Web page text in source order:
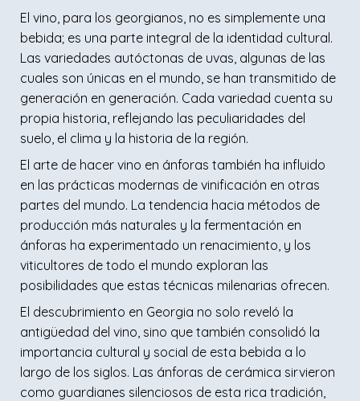
El vino, para los georgianos, no es simplemente una
bebida; es una parte integral de la identidad cultural.
Las variedades autóctonas de uvas, algunas de las
cuales son únicas en el mundo, se han transmitido de
generación en generación. Cada variedad cuenta su
propia historia, reflejando las peculiaridades del
suelo, el clima y la historia de la región.
El arte de hacer vino en ánforas también ha influido
en las prácticas modernas de vinificación en otras
partes del mundo. La tendencia hacia métodos de
producción más naturales y la fermentación en
ánforas ha experimentado un renacimiento, y los
viticultores de todo el mundo exploran las
posibilidades que estas técnicas milenarias ofrecen.
El descubrimiento en Georgia no solo reveló la
antigüedad del vino, sino que también consolidó la
importancia cultural y social de esta bebida a lo
largo de los siglos. Las ánforas de cerámica sirvieron
como guardianes silenciosos de esta rica tradición,